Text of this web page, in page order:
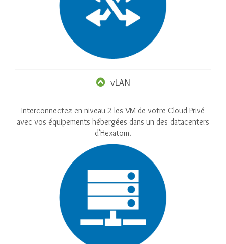
vLAN
Interconnectez en niveau 2 les VM de votre Cloud Privé
avec vos équipements hébergées dans un des datacenters
d'Hexatom.